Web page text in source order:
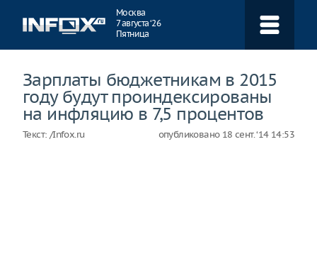
Москва
7 августа ‘26
Пятница
Зарплаты бюджетникам в 2015
году будут проиндексированы
на инфляцию в 7,5 процентов
Текст: /Infox.ru опубликовано 18 сент. ‘14 14:53